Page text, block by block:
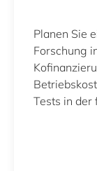
Planen Sie
Forschung
Tests in der